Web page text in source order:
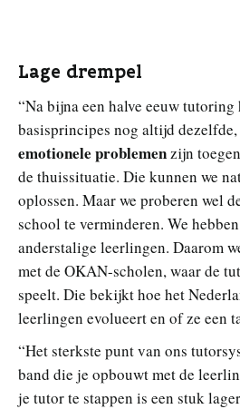
Lage drempel
“Na bijna een halve eeuw
basisprincipes nog altijd dezelfde,
emotionele problemen zijn
de thuissituatie. Die kunnen we
oplossen. Maar we proberen wel
school te verminderen. We
anderstalige leerlingen. Daarom
met de OKAN-scholen, waar de
speelt. Die bekijkt hoe het
leerlingen evolueert en of ze een
“Het sterkste punt van ons
band die je opbouwt met de
je tutor te stappen is een stuk